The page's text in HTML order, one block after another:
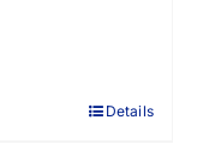
Details